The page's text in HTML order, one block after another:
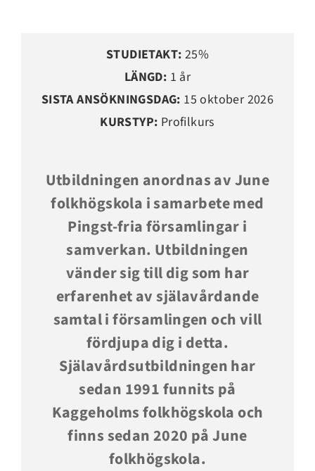
STUDIETAKT: 25%
LÄNGD: 1 år
SISTA ANSÖKNINGSDAG: 15 oktober 2026
KURSTYP: Profilkurs
Utbildningen anordnas av June
folkhögskola i samarbete med
Pingst-fria församlingar i
samverkan. Utbildningen
vänder sig till dig som har
erfarenhet av själavårdande
samtal i församlingen och vill
fördjupa dig i detta.
Själavårdsutbildningen har
sedan 1991 funnits på
Kaggeholms folkhögskola och
finns sedan 2020 på June
folkhögskola.